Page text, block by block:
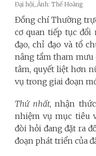
Đại hội_Ảnh: Thế Hoàng
Đồng chí Thường
cơ quan tiếp tục
đạo, chỉ đạo và tổ
nâng tầm tham mưu
tâm, quyết liệt hơn
vụ trong giai đoạn
Thứ nhất, nhận
nhiệm vụ mục tiêu
đòi hỏi đang đặt ra
đoạn phát triển của